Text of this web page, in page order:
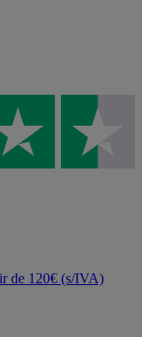
de 120€ (s/IVA)